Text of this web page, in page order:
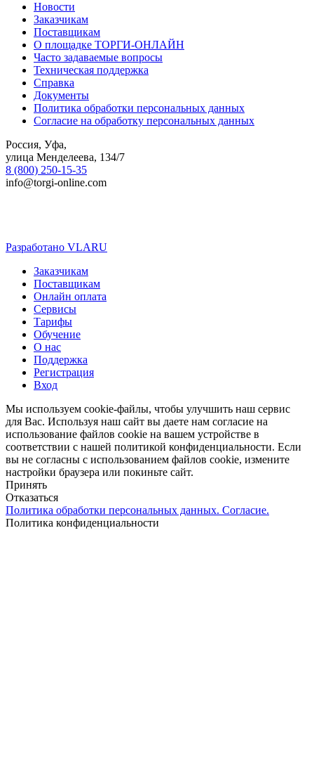
Новости
Заказчикам
Поставщикам
О площадке ТОРГИ-ОНЛАЙН
Часто задаваемые вопросы
Техническая поддержка
Справка
Документы
Политика обработки персональных данных
Согласие на обработку персональных данных
Россия, Уфа,
улица Менделеева, 134/7
8 (800) 250-15-35
info@torgi-online.com
Разработано VLARU
Close
Menu
Заказчикам
Поставщикам
Онлайн оплата
Сервисы
Тарифы
Обучение
О нас
Поддержка
Регистрация
Вход
Мы используем cookie-файлы, чтобы улучшить наш сервис
для Вас. Используя наш сайт вы даете нам согласие на
использование файлов cookie на вашем устройстве в
соответствии с нашей политикой конфиденциальности. Если
вы не согласны с использованием файлов cookie, измените
настройки браузера или покиньте сайт.
Принять
Отказаться
Политика обработки персональных данных. Согласие.
Политика конфиденциальности